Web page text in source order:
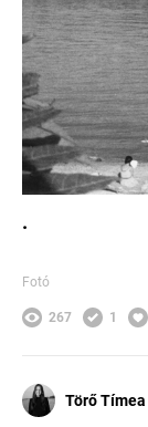
.
Fotó
267 1
Törő Tímea